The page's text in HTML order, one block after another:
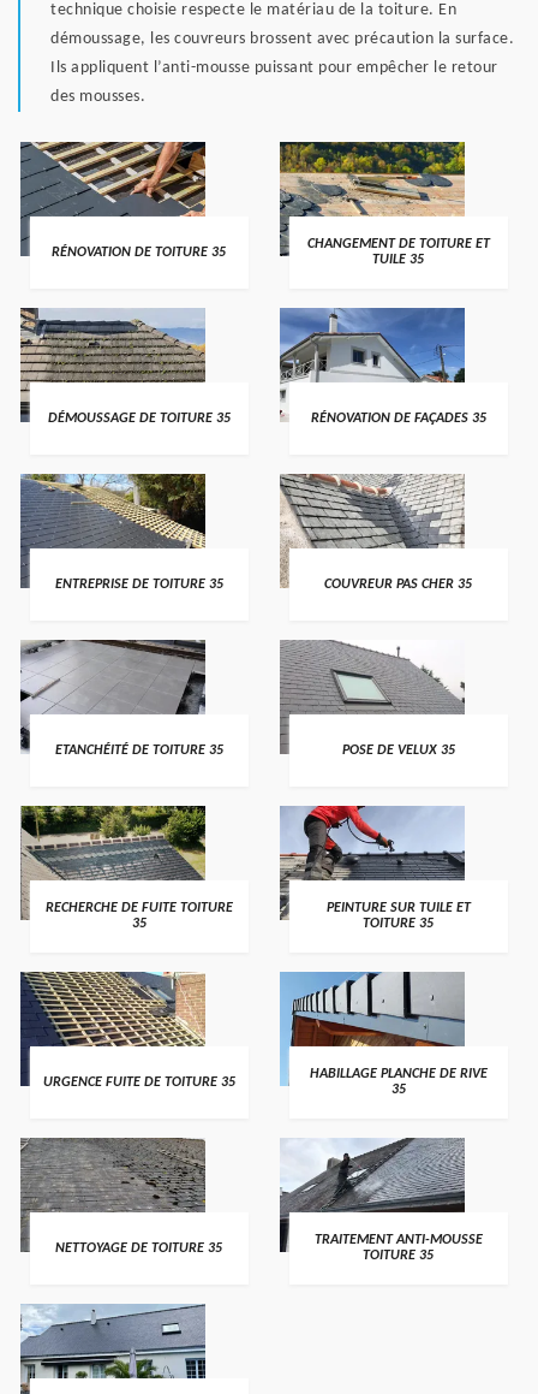
technique choisie respecte le matériau de la toiture. En
démoussage, les couvreurs brossent avec précaution la surface.
Ils appliquent l’anti-mousse puissant pour empêcher le retour
des mousses.
RÉNOVATION DE TOITURE 35
CHANGEMENT DE TOITURE ET
TUILE 35
DÉMOUSSAGE DE TOITURE 35 RÉNOVATION DE FAÇADES 35
ENTREPRISE DE TOITURE 35 COUVREUR PAS CHER 35
ETANCHÉITÉ DE TOITURE 35 POSE DE VELUX 35
RECHERCHE DE FUITE TOITURE
35
PEINTURE SUR TUILE ET
TOITURE 35
URGENCE FUITE DE TOITURE 35
HABILLAGE PLANCHE DE RIVE
35
NETTOYAGE DE TOITURE 35
TRAITEMENT ANTI-MOUSSE
TOITURE 35